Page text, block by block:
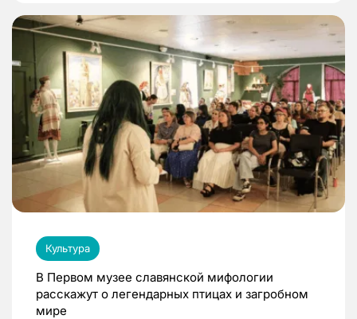
Культура
В Первом музее славянской мифологии
расскажут о легендарных птицах и загробном
мире